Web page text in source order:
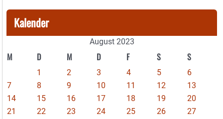
Kalender
August 2023
M D M D F S S
1 2 3 4 5
6
7
8 9 10 11 12
13
14
15 16 17 18 19
20
21
22 23 24 25 26
27